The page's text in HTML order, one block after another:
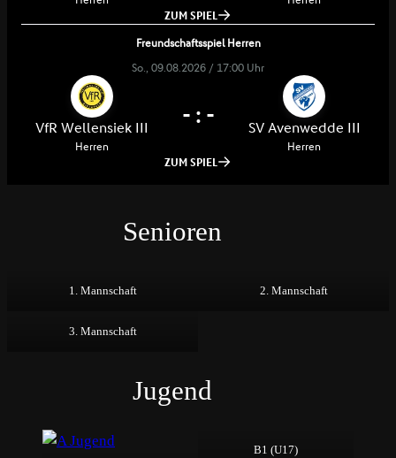
Senioren
1. Mannschaft 2. Mannschaft
3. Mannschaft
Jugend
B1 (U17)